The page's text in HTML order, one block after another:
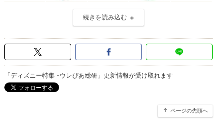
続きを読み込む
「ディズニー特集 -ウレぴあ総研」更新情報が受け取れます
ページの先頭へ